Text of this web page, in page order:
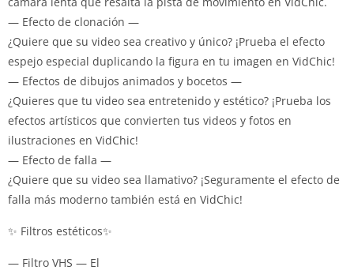
— Efecto de clonación —
¿Quiere que su video sea creativo y único? ¡Prueba el efecto
espejo especial duplicando la figura en tu imagen en VidChic!
— Efectos de dibujos animados y bocetos —
¿Quieres que tu video sea entretenido y estético? ¡Prueba los
efectos artísticos que convierten tus videos y fotos en
ilustraciones en VidChic!
— Efecto de falla —
¿Quiere que su video sea llamativo? ¡Seguramente el efecto de
falla más moderno también está en VidChic!
✨ Filtros estéticos✨
— Filtro VHS — El